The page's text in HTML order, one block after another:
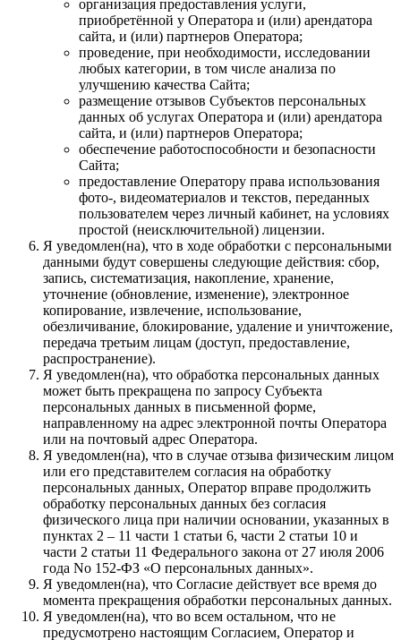
организация предоставления услуги,
приобретённой у Оператора и (или) арендатора
сайта, и (или) партнеров Оператора;
проведение, при необходимости, исследовании
любых категории, в том числе анализа по
улучшению качества Сайта;
размещение отзывов Субъектов персональных
данных об услугах Оператора и (или) арендатора
сайта, и (или) партнеров Оператора;
обеспечение работоспособности и безопасности
Сайта;
предоставление Оператору права использования
фото-, видеоматериалов и текстов, переданных
пользователем через личный кабинет, на условиях
простой (неисключительной) лицензии.
Я уведомлен(на), что в ходе обработки с персональными
данными будут совершены следующие действия: сбор,
запись, систематизация, накопление, хранение,
уточнение (обновление, изменение), электронное
копирование, извлечение, использование,
обезличивание, блокирование, удаление и уничтожение,
передача третьим лицам (доступ, предоставление,
распространение).
Я уведомлен(на), что обработка персональных данных
может быть прекращена по запросу Субъекта
персональных данных в письменной форме,
направленному на адрес электронной почты Оператора
или на почтовый адрес Оператора.
Я уведомлен(на), что в случае отзыва физическим лицом
или его представителем согласия на обработку
персональных данных, Оператор вправе продолжить
обработку персональных данных без согласия
физического лица при наличии основании, указанных в
пунктах 2 – 11 части 1 статьи 6, части 2 статьи 10 и
части 2 статьи 11 Федерального закона от 27 июля 2006
года No 152-ФЗ «О персональных данных».
Я уведомлен(на), что Согласие действует все время до
момента прекращения обработки персональных данных.
Я уведомлен(на), что во всем остальном, что не
предусмотрено настоящим Согласием, Оператор и